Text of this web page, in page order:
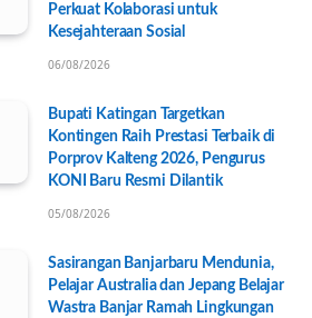
Perkuat Kolaborasi untuk
Kesejahteraan Sosial
06/08/2026
Bupati Katingan Targetkan
Kontingen Raih Prestasi Terbaik di
Porprov Kalteng 2026, Pengurus
KONI Baru Resmi Dilantik
05/08/2026
Sasirangan Banjarbaru Mendunia,
Pelajar Australia dan Jepang Belajar
Wastra Banjar Ramah Lingkungan